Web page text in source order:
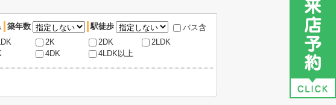
築年数 駅徒歩
バス含
2K 2DK
2LDK
4DK 4LDK以上